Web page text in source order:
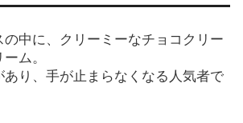
中に、クリーミーなチョコクリー
ム。
り、手が止まらなくなる人気者で